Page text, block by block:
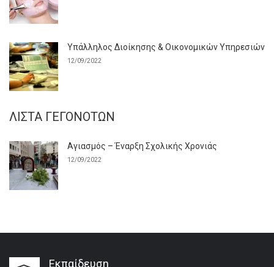
Υπάλληλος Διοίκησης & Οικονομικών Υπηρεσιών
12/09/2022
ΛΊΣΤΑ ΓΕΓΟΝΌΤΩΝ
Αγιασμός – Έναρξη Σχολικής Χρονιάς
12/09/2022
Εκπαίδευση